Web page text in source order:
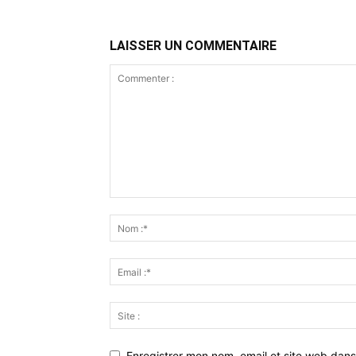
LAISSER UN COMMENTAIRE